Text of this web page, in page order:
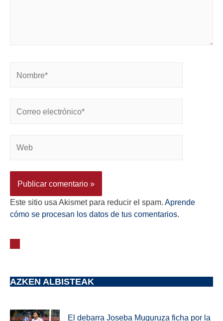
Este sitio usa Akismet para reducir el spam. Aprende
cómo se procesan los datos de tus comentarios.
AZKEN ALBISTEAK
El debarra Joseba Muguruza ficha por la